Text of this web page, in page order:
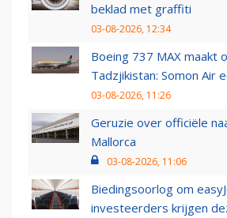
beklad met graffiti
03-08-2026, 12:34
Boeing 737 MAX maakt
Tadzjikistan: Somon Air
03-08-2026, 11:26
Geruzie over officiële
Mallorca
03-08-2026, 11:06
Biedingsoorlog om
investeerders krijgen